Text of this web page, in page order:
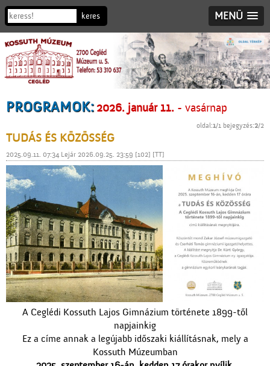
MENÜ
PROGRAMOK:2026. január 11. - vasárnap
oldal:1/1 bejegyzés:2/2
TUDÁS ÉS KÖZÖSSÉG
2025.09.11. 07:34 Lejár 2026.09.25. 23:59 [102] [TT]
A Ceglédi Kossuth Lajos Gimnázium története 1899-től
napjainkig
Ez a címe annak a legújabb időszaki kiállításnak, mely a
Kossuth Múzeumban